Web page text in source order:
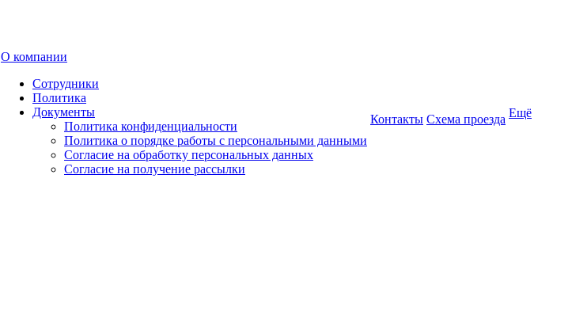
О компании
Сотрудники
Политика
Документы
Политика конфиденциальности
Политика о порядке работы с персональными данными
Согласие на обработку персональных данных
Согласие на получение рассылки
Контакты Схема проезда Ещё